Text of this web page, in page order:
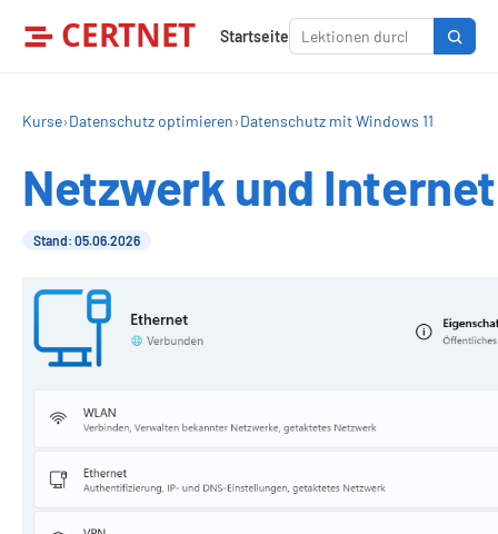
CERTNET Startseite
Kurse›Datenschutz optimieren›Datenschutz mit Windows 11
Netzwerk und Internet
Stand: 05.06.2026